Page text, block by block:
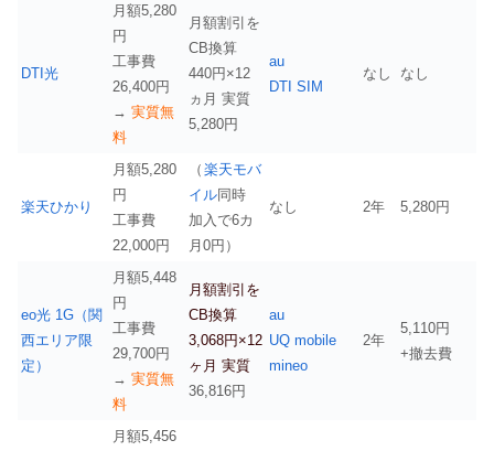
DTI光
月額5,280
円
工事費
26,400円
→ 実質無
料
月額割引を
CB換算
440円×12
ヵ月 実質
5,280円
au
DTI SIM
なし なし
楽天ひかり
月額5,280
円
工事費
22,000円
（ 楽天モバ
イル同時
加入で6カ
月0円）
なし 2年 5,280円
eo光 1G（関
西エリア限
定）
月額5,448
円
工事費
29,700円
→ 実質無
料
月額割引を
CB換算
3,068円×12
ヶ月 実質
36,816円
au
UQ mobile
mineo
2年
5,110円
+撤去費
月額5,456